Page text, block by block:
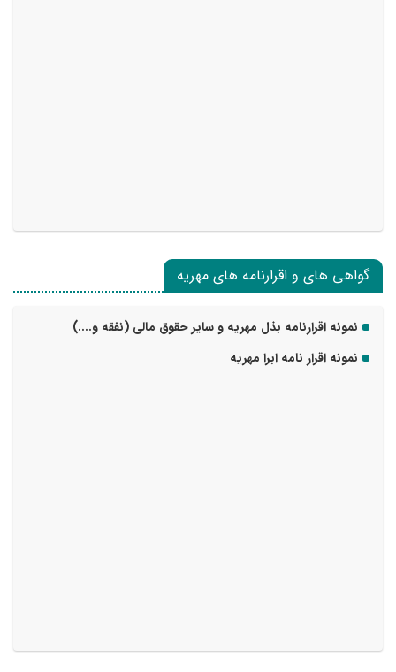
گواهی های و اقرارنامه های مهریه
نمونه اقرارنامه بذل مهریه و سایر حقوق مالی (نفقه و....)
نمونه اقرار نامه ابرا مهریه